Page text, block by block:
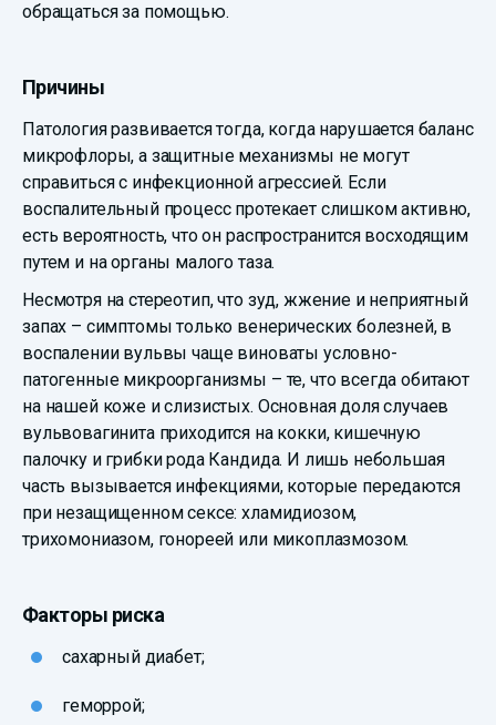
обращаться за помощью.
Причины
Патология развивается тогда, когда нарушается баланс
микрофлоры, а защитные механизмы не могут
справиться с инфекционной агрессией. Если
воспалительный процесс протекает слишком активно,
есть вероятность, что он распространится восходящим
путем и на органы малого таза.
Несмотря на стереотип, что зуд, жжение и неприятный
запах – симптомы только венерических болезней, в
воспалении вульвы чаще виноваты условно-
патогенные микроорганизмы – те, что всегда обитают
на нашей коже и слизистых. Основная доля случаев
вульвовагинита приходится на кокки, кишечную
палочку и грибки рода Кандида. И лишь небольшая
часть вызывается инфекциями, которые передаются
при незащищенном сексе: хламидиозом,
трихомониазом, гонореей или микоплазмозом.
Факторы риска
сахарный диабет;
геморрой;